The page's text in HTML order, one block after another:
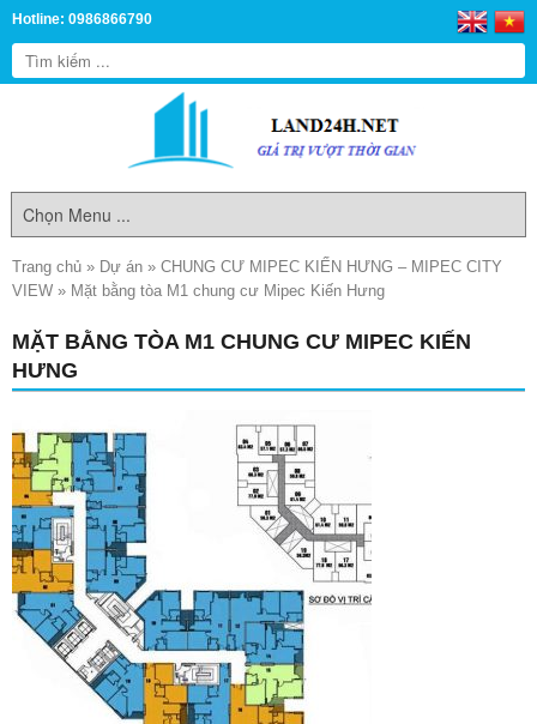
Hotline: 0986866790
Trang chủ » Dự án » CHUNG CƯ MIPEC KIẾN HƯNG – MIPEC CITY
VIEW » Mặt bằng tòa M1 chung cư Mipec Kiến Hưng
MẶT BẰNG TÒA M1 CHUNG CƯ MIPEC KIẾN
HƯNG